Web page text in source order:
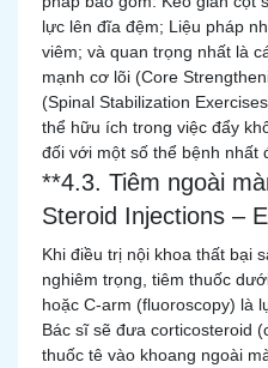
lực lên đĩa đệm; Liệu pháp
viêm; và quan trọng nhất là
mạnh cơ lõi (Core
(Spinal Stabilization
thể hữu ích trong việc đẩy
đối với một số thể bệnh nhất
**4.3. Tiêm ngoài
Steroid Injections –
Khi điều trị nội khoa thất bại
nghiêm trọng, tiêm thuốc
hoặc C-arm (fluoroscopy) là
Bác sĩ sẽ đưa corticosteroid
thuốc tê vào khoang ngoài